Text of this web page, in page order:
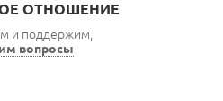
ОТНОШЕНИЕ
и поддержим,
вопросы